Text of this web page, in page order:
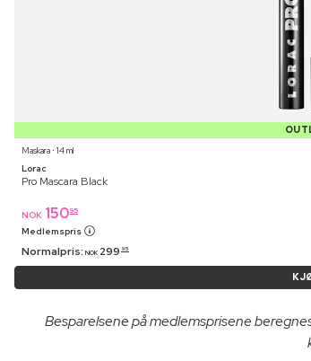
Maskara ⋅ 14 ml
Lorac
Pro Mascara Black
NOK 15095
Medlemspris
Normalpris: NOK 299 95
Besparelsene på medlemsprisene